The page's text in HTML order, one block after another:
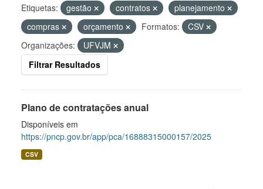
Etiquetas: gestão contratos
planejamento
compras
orçamento Formatos:
CSV
Organizações:
UFVJM
Filtrar Resultados
Plano de contratações anual
Disponíveis em
https://pncp.gov.br/app/pca/16888315000157/2025
CSV